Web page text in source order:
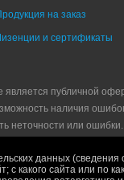
на заказ
и сертификаты
публичной
наличия
неточности или ошибки.
данных
с какого сайта или по